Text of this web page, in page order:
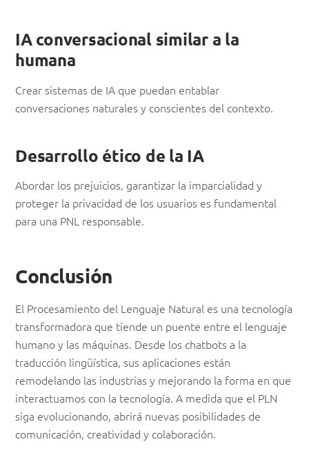
IA conversacional similar a la
humana
Crear sistemas de IA que puedan entablar
conversaciones naturales y conscientes del contexto.
Desarrollo ético de la IA
Abordar los prejuicios, garantizar la imparcialidad y
proteger la privacidad de los usuarios es fundamental
para una PNL responsable.
Conclusión
El Procesamiento del Lenguaje Natural es una tecnología
transformadora que tiende un puente entre el lenguaje
humano y las máquinas. Desde los chatbots a la
traducción lingüística, sus aplicaciones están
remodelando las industrias y mejorando la forma en que
interactuamos con la tecnología. A medida que el PLN
siga evolucionando, abrirá nuevas posibilidades de
comunicación, creatividad y colaboración.